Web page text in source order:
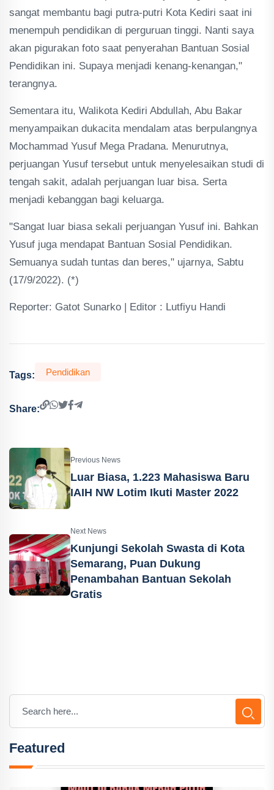
sangat membantu bagi putra-putri Kota Kediri saat ini
menempuh pendidikan di perguruan tinggi. Nanti saya
akan pigurakan foto saat penyerahan Bantuan Sosial
Pendidikan ini. Supaya menjadi kenang-kenangan,"
terangnya.
Sementara itu, Walikota Kediri Abdullah, Abu Bakar
menyampaikan dukacita mendalam atas berpulangnya
Mochammad Yusuf Mega Pradana. Menurutnya,
perjuangan Yusuf tersebut untuk menyelesaikan studi di
tengah sakit, adalah perjuangan luar bisa. Serta
menjadi kebanggan bagi keluarga.
"Sangat luar biasa sekali perjuangan Yusuf ini. Bahkan
Yusuf juga mendapat Bantuan Sosial Pendidikan.
Semuanya sudah tuntas dan beres," ujarnya, Sabtu
(17/9/2022). (*)
Reporter: Gatot Sunarko | Editor : Lutfiyu Handi
Tags: Pendidikan
Share:
Previous News
Luar Biasa, 1.223 Mahasiswa Baru
IAIH NW Lotim Ikuti Master 2022
Next News
Kunjungi Sekolah Swasta di Kota
Semarang, Puan Dukung
Penambahan Bantuan Sekolah
Gratis
Featured